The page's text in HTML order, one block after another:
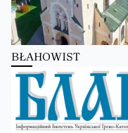
Kościół
2 days ago
Школи Християнського
✨ Хочеш не просто
таланти та навчитися
Запрошуємо тебе до
місця, де формується
💙 На тебе чекає:
BŁAHOWIST